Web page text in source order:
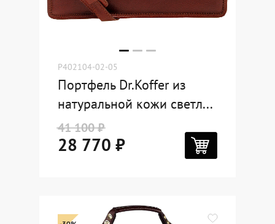
P402104-02-05
Портфель Dr.Koffer из
натуральной кожи светл...
41 100 ₽
28 770 ₽